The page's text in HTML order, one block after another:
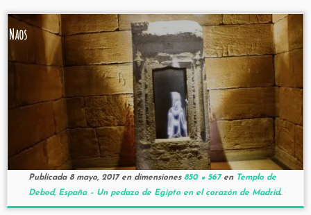
Naos
Publicada 8 mayo, 2017en dimensiones850 × 567enTemplo de
Debod, España – Un pedazo de Egipto en el corazón de Madrid.